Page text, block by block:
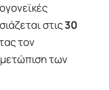
στις30
τον
των